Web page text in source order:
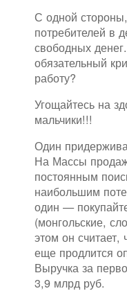
С одной
потребителей в
свободных
обязательный
работу?
Угощайтесь на
мальчики!!!
Один
На Массы
постоянным
наибольшим
один —
(монгольские,
этом он считает,
еще продлится
Выручка за
3,9 млрд руб.